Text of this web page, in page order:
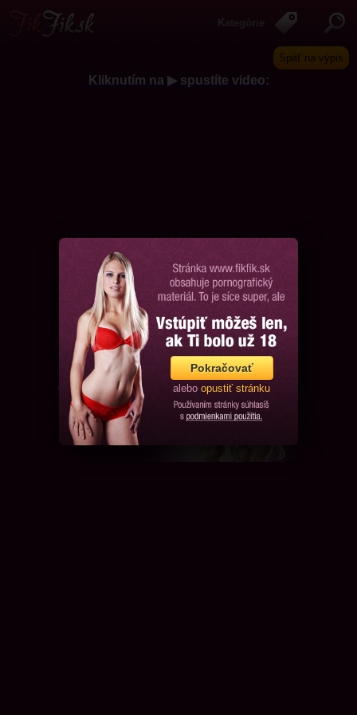
Späť na výpis
Kliknutím na ▶ spustíte video:
Chcem ďalšie videá, prosím
Pokračovať
alebo opustiť stránku